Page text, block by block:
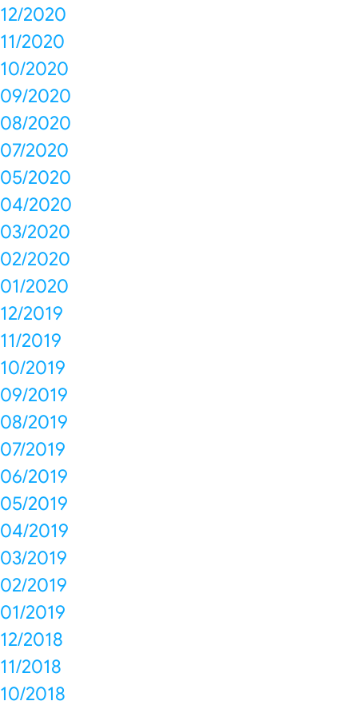
12/2020
11/2020
10/2020
09/2020
08/2020
07/2020
05/2020
04/2020
03/2020
02/2020
01/2020
12/2019
11/2019
10/2019
09/2019
08/2019
07/2019
06/2019
05/2019
04/2019
03/2019
02/2019
01/2019
12/2018
11/2018
10/2018